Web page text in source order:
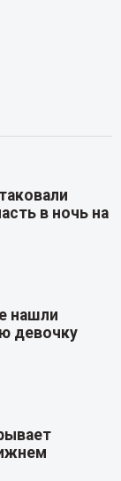
в ночь на
нашли
девочку